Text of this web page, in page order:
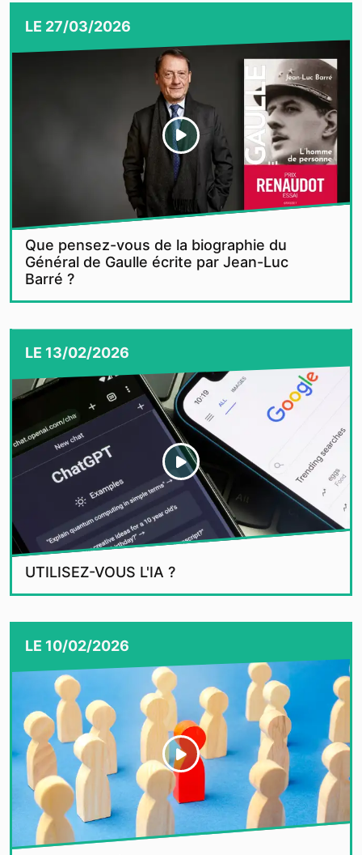
LE 27/03/2026
Que pensez-vous de la biographie du
Général de Gaulle écrite par Jean-Luc
Barré ?
LE 13/02/2026
UTILISEZ-VOUS L'IA ?
LE 10/02/2026